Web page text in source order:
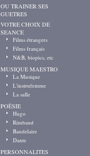
OU TRAINER SES
GUETRES
VOTRE CHOIX DE
SEANCE
Films étrangers
Films français
N&B, biopics, etc
MUSIQUE MAESTRO
La Musique
L'instrufemme
La salle
POËSIE
Hugo
Rimbaud
Baudelaire
Dante
PERSONNALITES